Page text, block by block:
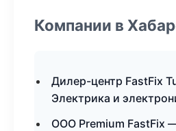
Компании в
Дилер-центр FastFix
Электрика и
ООО Premium FastFix